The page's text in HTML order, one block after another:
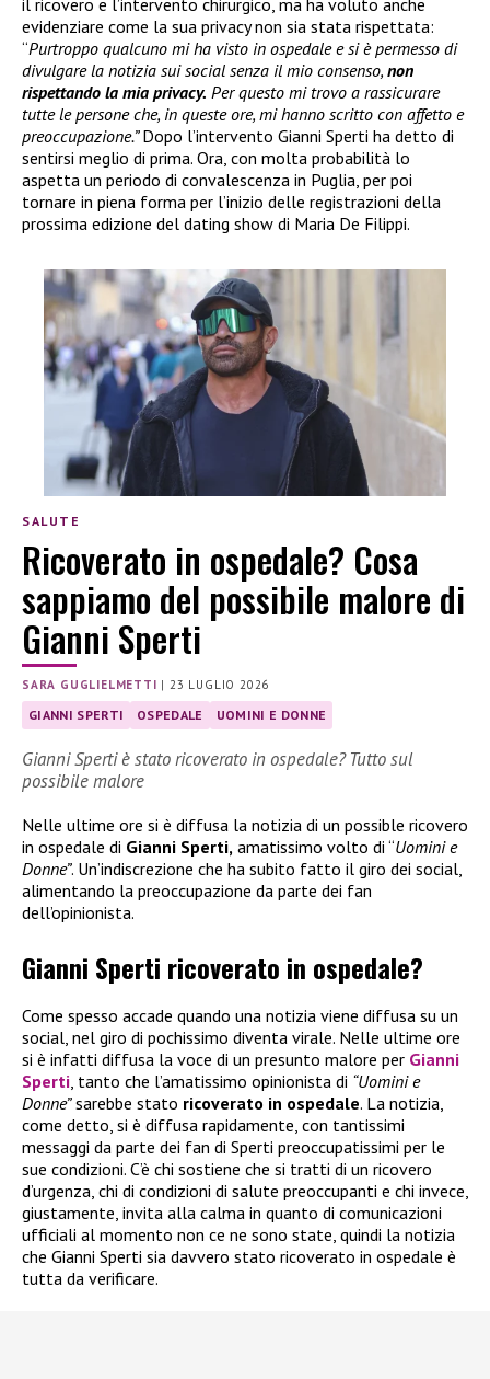
evidenziare come la sua privacy non sia stata rispettata:
“Purtroppo qualcuno mi ha visto in ospedale e si è permesso di
divulgare la notizia sui social senza il mio consenso, non
rispettando la mia privacy. Per questo mi trovo a rassicurare
tutte le persone che, in queste ore, mi hanno scritto con affetto e
preoccupazione.”Dopo l’intervento Gianni Sperti ha detto di
sentirsi meglio di prima. Ora, con molta probabilità lo
aspetta un periodo di convalescenza in Puglia, per poi
tornare in piena forma per l’inizio delle registrazioni della
prossima edizione del dating show di Maria De Filippi.
SALUTE
Ricoverato in ospedale? Cosa
sappiamo del possibile malore di
Gianni Sperti
SARA GUGLIELMETTI |23 LUGLIO 2026
GIANNI SPERTI OSPEDALE UOMINI E DONNE
Gianni Sperti è stato ricoverato in ospedale? Tutto sul
possibile malore
Nelle ultime ore si è diffusa la notizia di un possible ricovero
in ospedale di Gianni Sperti, amatissimo volto di “Uomini e
Donne”. Un’indiscrezione che ha subito fatto il giro dei social,
alimentando la preoccupazione da parte dei fan
dell’opinionista.
Gianni Sperti ricoverato in ospedale?
Come spesso accade quando una notizia viene diffusa su un
social, nel giro di pochissimo diventa virale. Nelle ultime ore
si è infatti diffusa la voce di un presunto malore per Gianni
Sperti, tanto che l’amatissimo opinionista di “Uomini e
Donne”sarebbe stato ricoverato in ospedale. La notizia,
come detto, si è diffusa rapidamente, con tantissimi
messaggi da parte dei fan di Sperti preoccupatissimi per le
sue condizioni. C’è chi sostiene che si tratti di un ricovero
d’urgenza, chi di condizioni di salute preoccupanti e chi invece,
giustamente, invita alla calma in quanto di comunicazioni
ufficiali al momento non ce ne sono state, quindi la notizia
che Gianni Sperti sia davvero stato ricoverato in ospedale è
tutta da verificare.